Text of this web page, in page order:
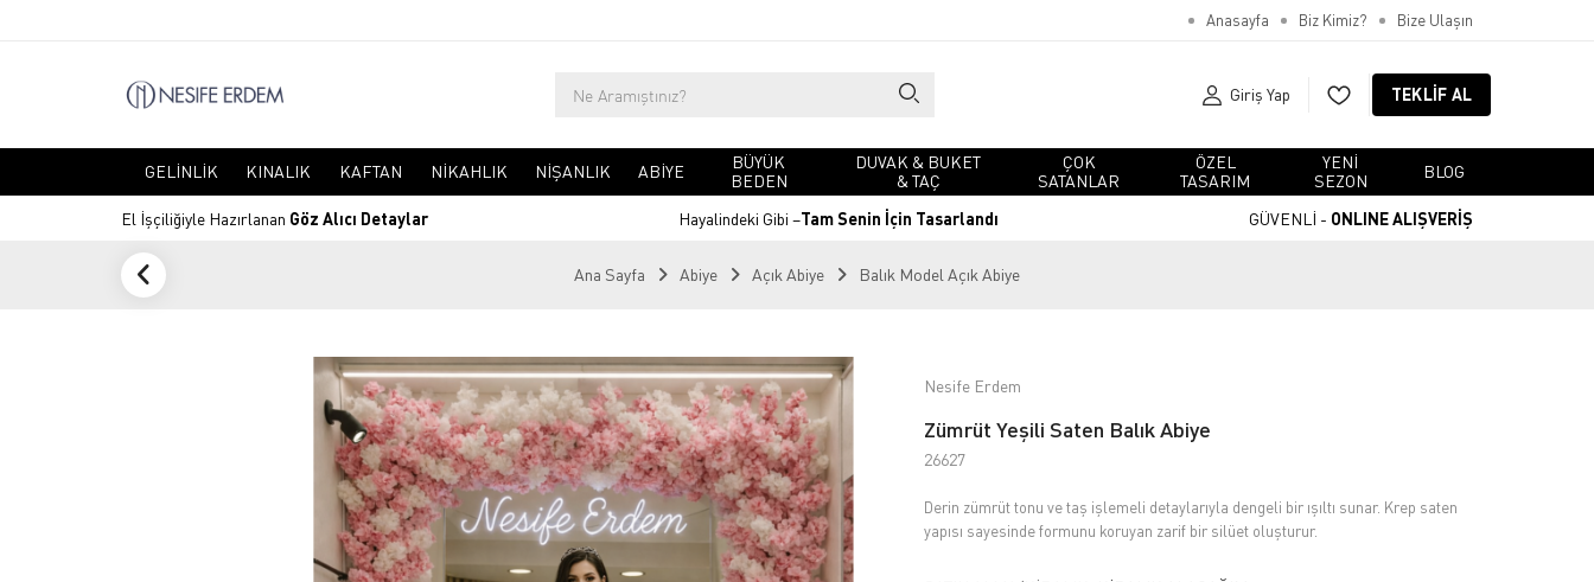
Anasayfa Biz Kimiz? Bize Ulaşın
Giriş Yap TEKLIF AL
GELINLIK KINALIK KAFTAN NIKAHLIK NIŞANLIK ABIYE
BÜYÜK
BEDEN
DUVAK & BUKET
& TAÇ
ÇOK
SATANLAR
ÖZEL
TASARIM
YENI
SEZON
BLOG
El İşçiliğiyle Hazırlanan Göz Alıcı Detaylar Hayalindeki Gibi –Tam Senin İçin Tasarlandı GÜVENLİ - ONLINE ALIŞVERİŞ
Ana Sayfa Abiye Açık Abiye Balık Model Açık Abiye
Nesife Erdem
Zümrüt Yeşili Saten Balık Abiye
26627
Derin zümrüt tonu ve taş işlemeli detaylarıyla dengeli bir ışıltı sunar. Krep saten
yapısı sayesinde formunu koruyan zarif bir silüet oluşturur.